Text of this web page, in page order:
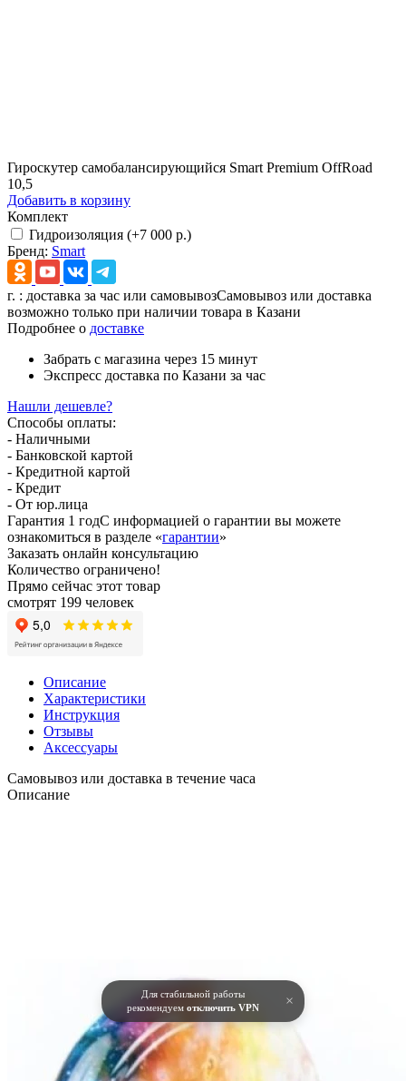
Для стабильной работы
рекомендуем отключить VPN ×
Гироскутер самобалансирующийся Smart Premium OffRoad
10,5
Добавить в корзину
Комплект
Гидроизоляция (+7 000 р.)
Бренд: Smart
г. : доставка за час или самовывозСамовывоз или доставка
возможно только при наличии товара в Казани
Подробнее о доставке
Забрать с магазина через 15 минут
Экспресс доставка по Казани за час
Нашли дешевле?
Способы оплаты:
- Наличными
- Банковской картой
- Кредитной картой
- Кредит
- От юр.лица
Гарантия 1 годС информацией о гарантии вы можете
ознакомиться в разделе «гарантии»
Заказать онлайн консультацию
Количество ограничено!
Прямо сейчас этот товар
смотрят 199 человек
Описание
Характеристики
Инструкция
Отзывы
Аксессуары
Самовывоз или доставка в течение часа
Описание